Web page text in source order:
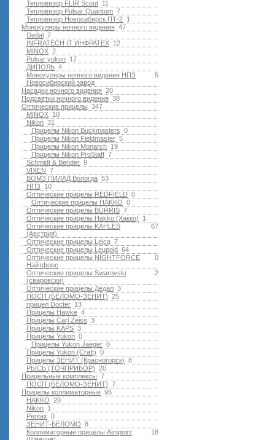
11
Тепловизор FLIR Scout
7
Тепловизор Pulsar Quantum
1
Тепловизор Новосибирск ПТ-2
47
Монокуляры ночного видения
7
Dedal
12
INFRATECH IT ИНФРАТЕХ
2
MINOX
17
Pulsar yukon
4
ДИПОЛЬ
5
Монокуляры ночного видения НПЗ
Новосибирский завод
20
Насадки ночного видения
38
Подсветки ночного видения
347
Оптические прицелы
10
MINOX
31
Nikon
0
Прицелы Nikon Buckmasters
5
Прицелы Nikon Fieldmaster
19
Прицелы Nikon Monarch
7
Прицелы Nikon ProStaff
9
Schmidt & Bender
7
VIXEN
53
ВОМЗ ПИЛАД Вологда
10
НПЗ
0
Оптические прицелы REDFIELD
0
Оптические прицелы HAKKO
7
Оптические прицелы BURRIS
1
Оптические прицелы Hakko (Хакко)
67
Оптические прицелы KAHLES
(Австрия)
7
Оптические прицелы Leica
64
Оптические прицелы Leupold
0
Оптические прицелы NIGHTFORCE
Найтфорс
2
Оптические прицелы Swarovski
(сваровски)
3
Оптические прицелы Дедал
25
ПОСП (БЕЛОМО-ЗЕНИТ)
13
прицел Docter
4
Прицелы Hawke
3
Прицелы Carl Zeiss
3
Прицелы KAPS
0
Прицелы Yukon
0
Прицелы Yukon Jaeger
0
Прицелы Yukon (Craft)
8
Прицелы ЗЕНИТ (Красногорск)
20
РЫСЬ (ТОЧПРИБОР)
7
Прицельные комплексы
7
ПОСП (БЕЛОМО-ЗЕНИТ)
95
Прицелы коллиматорные
20
HAKKO
1
Nikon
0
Pentax
8
ЗЕНИТ-БЕЛОМО
18
Коллиматорные прицелы Aimpoint